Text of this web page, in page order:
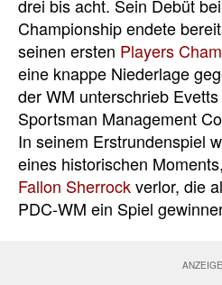
drei bis acht. Sein Debüt
Championship endete
seinen ersten Players
eine knappe Niederlage
der WM unterschrieb
Sportsman Management
In seinem Erstrundenspiel
eines historischen
Fallon Sherrockverlor, die
PDC-WM ein Spiel